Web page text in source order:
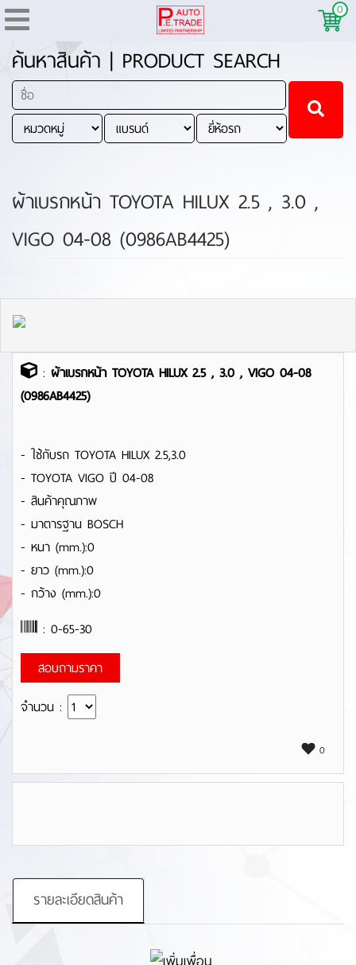
0
ค้นหาสินค้า | PRODUCT SEARCH
ผ้าเบรกหน้า TOYOTA HILUX 2.5 , 3.0 ,
VIGO 04-08 (0986AB4425)
: ผ้าเบรกหน้า TOYOTA HILUX 2.5 , 3.0 , VIGO 04-08
(0986AB4425)
- ใช้กับรถ TOYOTA HILUX 2.5,3.0
- TOYOTA VIGO ปี 04-08
- สินค้าคุณภาพ
- มาตารฐาน BOSCH
- หนา (mm.):0
- ยาว (mm.):0
- กว้าง (mm.):0
: 0-65-30
สอบถามราคา
จำนวน :
0
รายละเอียดสินค้า